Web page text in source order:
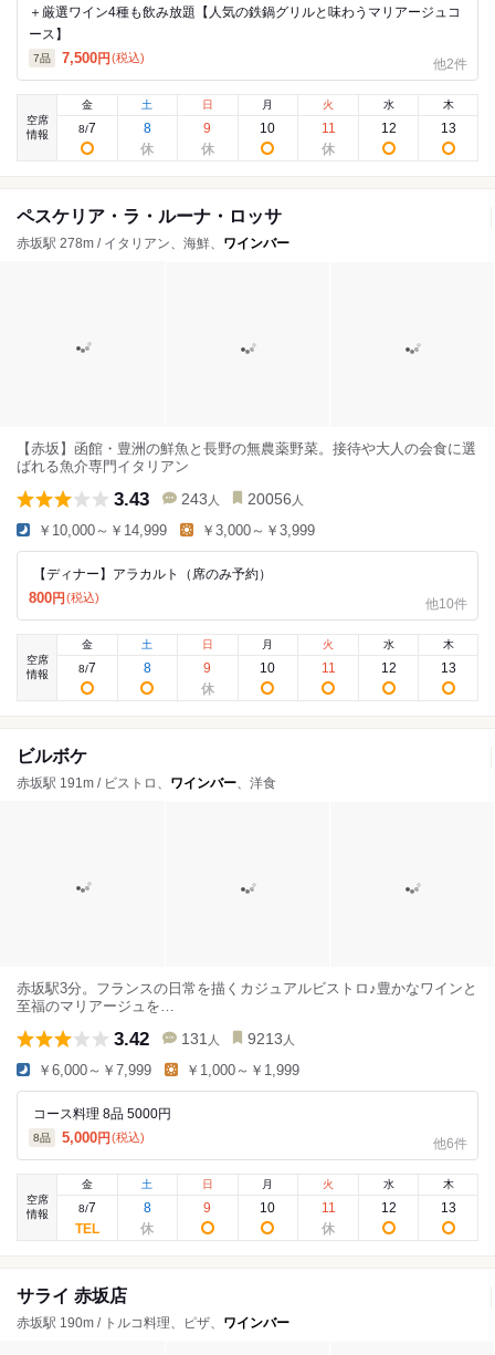
＋厳選ワイン4種も飲み放題【人気の鉄鍋グリルと味わうマリアージュコ
ース】
7品 7,500円 (税込) 他2件
空席
情報
金
8/7
土
8
日
9
月
10
火
11
水
12
木
13
ペスケリア・ラ・ルーナ・ロッサ
赤坂駅 278m / イタリアン、海鮮、 ワインバー
【赤坂】函館・豊洲の鮮魚と長野の無農薬野菜。接待や大人の会食に選
ばれる魚介専門イタリアン
3.43 243 人 20056 人
￥10,000～￥14,999 ￥3,000～￥3,999
【ディナー】アラカルト（席のみ予約）
800円 (税込) 他10件
空席
情報
金
8/7
土
8
日
9
月
10
火
11
水
12
木
13
ビルボケ
赤坂駅 191m / ビストロ、 ワインバー、洋食
赤坂駅3分。フランスの日常を描くカジュアルビストロ♪豊かなワインと
至福のマリアージュを…
3.42 131 人 9213 人
￥6,000～￥7,999 ￥1,000～￥1,999
コース料理 8品 5000円
8品 5,000円 (税込) 他6件
空席
情報
金
8/7
土
8
日
9
月
10
火
11
水
12
木
13
サライ 赤坂店
赤坂駅 190m / トルコ料理、ピザ、 ワインバー